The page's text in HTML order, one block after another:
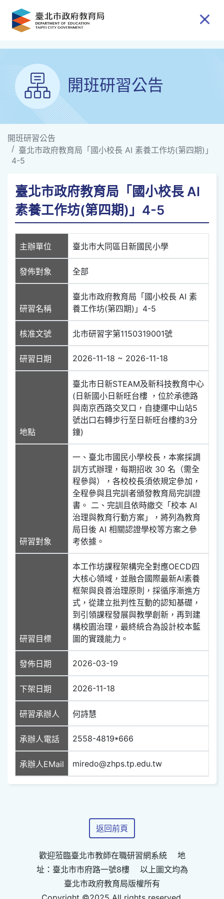
跳到主要內容
開班研習公告
開班研習公告
臺北市政府教育局「國小校長 AI 素養工作坊(第四期)」
4-5
臺北市政府教育局「國小校長 AI
素養工作坊(第四期)」4-5
主辦單位 臺北市大同區日新國民小學
發佈對象 全部
研習名稱
臺北市政府教育局「國小校長 AI 素
養工作坊(第四期)」4-5
核准文號 北市研習字第1150319001號
研習日期 2026-11-18 ~ 2026-11-18
地點
臺北市日新STEAM及新科技教育中心
(日新國小日新旺台樓 ，位​於承德路
與南京西路交叉口，自捷運中山​站5
號出口右轉步行至日新旺台樓約3分
鐘)
研習對象
一、臺北市國民小學校長，本案採調
訓方式辦理，每期招收 30 名（需全
程參與），各校校長須依規定參加，
全程參與且完訓者頒發教育局完訓證
書。 二、完訓且依時繳交「校本 AI
治理與教育行動方案」，將列為教育
局日後 AI 相關認證學校等方案之參
考依據。
研習目標
本工作坊課程架構完全對應OECD四
大核心領域，並融合國際最新AI素養
框架與良善治理原則，採循序漸進方
式，從建立批判性互動的認知基礎，
到引領課程發展與教學創新，再到建
構校園治理，最終統合為設計校本藍
圖的實踐能力。
發佈日期 2026-03-19
下架日期 2026-11-18
研習承辦人 何詩慧
承辦人電話 2558-4819*666
承辦人EMail miredo@zhps.tp.edu.tw
返回前頁
歡迎蒞臨臺北市教師在職研習網系統 地
址：臺北市市府路一號8樓 以上圖文均為
臺北市政府教育局版權所有